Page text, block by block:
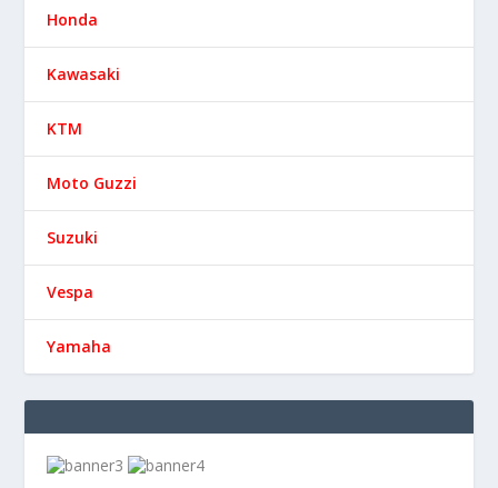
Honda
Kawasaki
KTM
Moto Guzzi
Suzuki
Vespa
Yamaha